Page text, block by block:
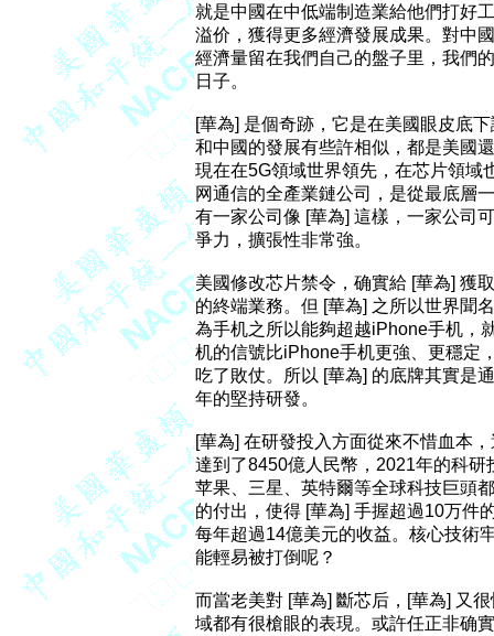
就是中國在中低端制造業給他們打好
溢价，獲得更多經濟發展成果。對中
經濟量留在我們自己的盤子里，我們
日子。
[華為] 是個奇跡，它是在美國眼皮底
和中國的發展有些許相似，都是美國
現在在5G領域世界領先，在芯片領域
网通信的全產業鏈公司，是從最底層
有一家公司像 [華為] 這樣，一家公司
爭力，擴張性非常強。
美國修改芯片禁令，确實給 [華為] 獲
的終端業務。但 [華為] 之所以世界聞
為手机之所以能夠超越iPhone手机，
机的信號比iPhone手机更強、更穩定
吃了敗仗。所以 [華為] 的底牌其實是
年的堅持研發。
[華為] 在研發投入方面從來不惜血本
達到了8450億人民幣，2021年的科
苹果、三星、英特爾等全球科技巨頭
的付出，使得 [華為] 手握超過10万件
每年超過14億美元的收益。核心技術
能輕易被打倒呢？
而當老美對 [華為] 斷芯后，[華為] 又
域都有很槍眼的表現。或許任正非确